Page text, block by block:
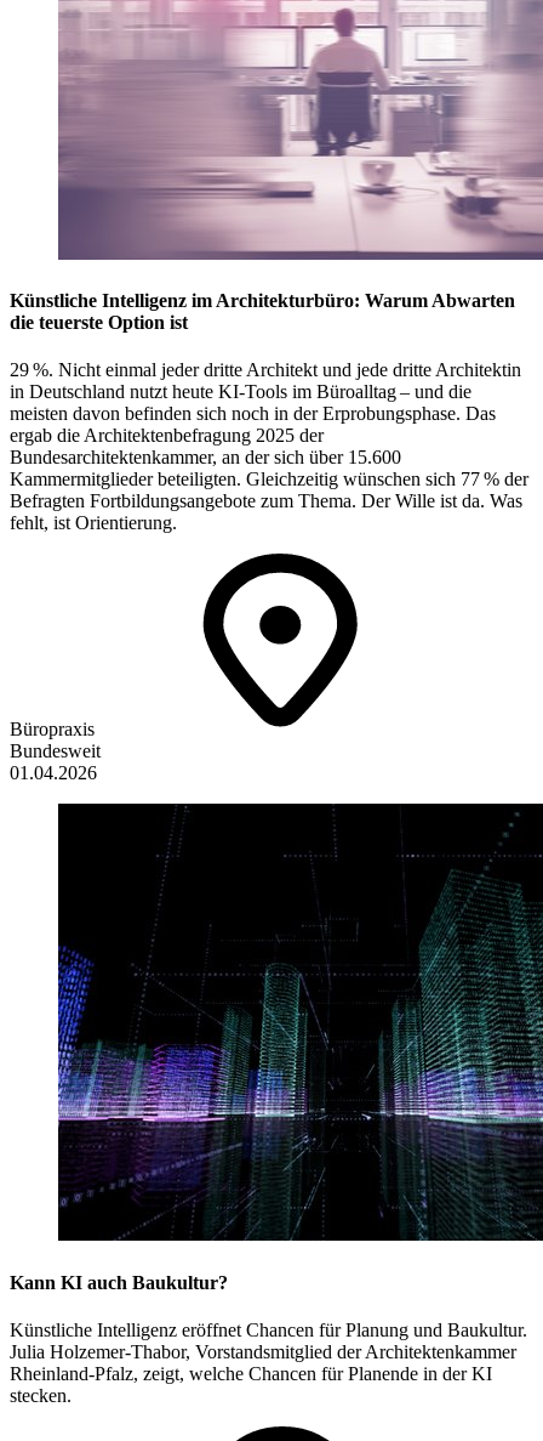
Künstliche Intelligenz im Architekturbüro: Warum Abwarten
die teuerste Option ist
29 %. Nicht einmal jeder dritte Architekt und jede dritte Architektin
in Deutschland nutzt heute KI-Tools im Büroalltag – und die
meisten davon befinden sich noch in der Erprobungsphase. Das
ergab die Architektenbefragung 2025 der
Bundesarchitektenkammer, an der sich über 15.600
Kammermitglieder beteiligten. Gleichzeitig wünschen sich 77 % der
Befragten Fortbildungsangebote zum Thema. Der Wille ist da. Was
fehlt, ist Orientierung.
Büropraxis
Bundesweit
01.04.2026
Kann KI auch Baukultur?
Künstliche Intelligenz eröffnet Chancen für Planung und Baukultur.
Julia Holzemer-Thabor, Vorstandsmitglied der Architektenkammer
Rheinland-Pfalz, zeigt, welche Chancen für Planende in der KI
stecken.